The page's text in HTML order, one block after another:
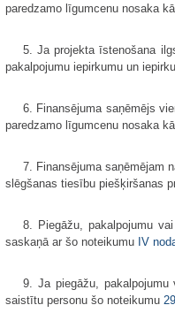
paredzamo līgumcenu nosaka
5. Ja projekta īstenošana
pakalpojumu iepirkumu un
6. Finansējuma saņēmējs
paredzamo līgumcenu nosaka
7. Finansējuma saņēmējam
slēgšanas tiesību piešķiršanas
8. Piegāžu, pakalpojumu
saskaņā ar šo noteikumu IV
9. Ja piegāžu,
saistītu personu šo noteikumu